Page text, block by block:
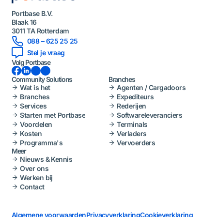
Portbase B.V.
Blaak 16
3011 TA Rotterdam
088 – 625 25 25
Stel je vraag
Volg Portbase
Facebook LinkedInInstagramYouTube
Community Solutions
Wat is het
Branches
Services
Starten met Portbase
Voordelen
Kosten
Programma's
Branches
Agenten / Cargadoors
Expediteurs
Rederijen
Softwareleveranciers
Terminals
Verladers
Vervoerders
Meer
Nieuws & Kennis
Over ons
Werken bij
Contact
Algemene voorwaardenPrivacyverklaringCookieverklaring